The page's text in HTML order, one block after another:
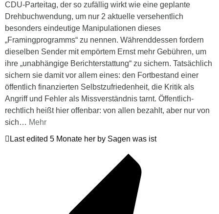
CDU-Parteitag, der so zufällig wirkt wie eine geplante
Drehbuchwendung, um nur 2 aktuelle versehentlich
besonders eindeutige Manipulationen dieses
„Framingprogramms“ zu nennen. Währenddessen fordern
dieselben Sender mit empörtem Ernst mehr Gebühren, um
ihre „unabhängige Berichterstattung“ zu sichern. Tatsächlich
sichern sie damit vor allem eines: den Fortbestand einer
öffentlich finanzierten Selbstzufriedenheit, die Kritik als
Angriff und Fehler als Missverständnis tarnt. Öffentlich-
rechtlich heißt hier offenbar: von allen bezahlt, aber nur von
sich… Mehr
Last edited 5 Monate her by Sagen was ist